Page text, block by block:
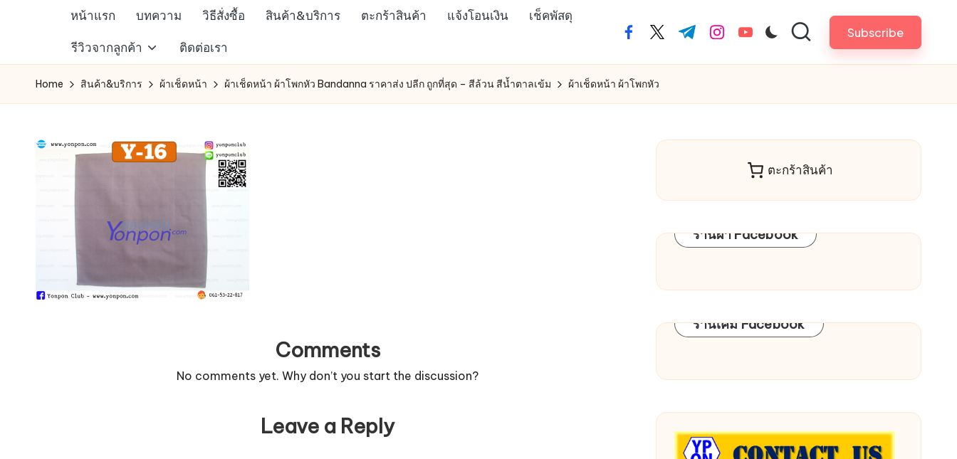
content
สรรพ
สินค้า
ออนไลน์
คน
หน้าแรก บทความ วิธีสั่งซื้อ สินค้า&บริการ ตะกร้าสินค้า แจ้งโอนเงิน เช็คพัสดุ
รีวิวจากลูกค้า ติดต่อเรา
facebook.com
twitter.com
t.me instagram.com
youtube.com Subscribe
Home สินค้า&บริการ ผ้าเช็ดหน้า ผ้าเช็ดหน้า ผ้าโพกหัว Bandanna ราคาส่ง ปลีก ถูกที่สุด – สีล้วน สีน้ำตาลเข้ม ผ้าเช็ดหน้า ผ้าโพกหัว
Comments
No comments yet. Why don’t you start the discussion?
Leave a Reply
ตะกร้าสินค้า
ร้านผ้า Facebook
ร้านเคมี Facebook